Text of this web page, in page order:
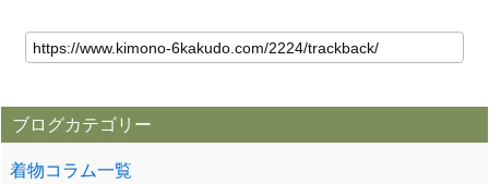
ブログカテゴリー
着物コラム一覧